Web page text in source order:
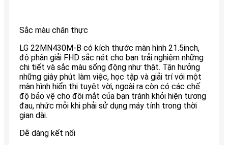
Sắc màu chân thực
LG 22MN430M-B có kích thước màn hình 21.5inch,
độ phân giải FHD sắc nét cho bạn trải nghiệm những
chi tiết và sắc màu sống động như thật. Tận hưởng
những giây phút làm việc, học tập và giải trí với một
màn hình hiển thị tuyệt vời, ngoài ra còn có các chế
độ bảo vệ cho đôi mắt của bạn tránh khỏi hiện tương
đau, nhức mỏi khi phải sử dụng máy tính trong thời
gian dài.
Dễ dàng kết nối